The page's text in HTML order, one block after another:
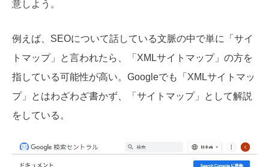
意しよう。
例えば、SEOについて話している文脈の中で単に「サイ
トマップ」と言われたら、「XMLサイトマップ」の方を
指している可能性が高い。Googleでも「XMLサイトマッ
プ」とはわざわざ書かず、「サイトマップ」として解説
をしている。